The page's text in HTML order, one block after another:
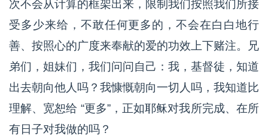
次不会从计算的框架出来，限制我们按照我们所接
受多少来给，不敢任何更多的，不会在白白地行
善、按照心的广度来奉献的爱的功效上下赌注。兄
弟们，姐妹们，我们问问自己：我，基督徒，知道
出去朝向他人吗？我慷慨朝向一切人吗，我知道比
理解、宽恕给 “更多”，正如耶稣对我所完成、在所
有日子对我做的吗？